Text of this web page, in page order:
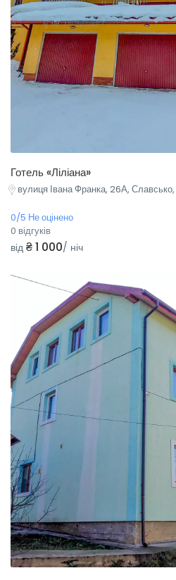
Готель «Ліліана»
вулиця Івана Франка, 26А, Славсько,
0/5 Не оцінено
0 відгуків
від ₴ 1 000/ ніч